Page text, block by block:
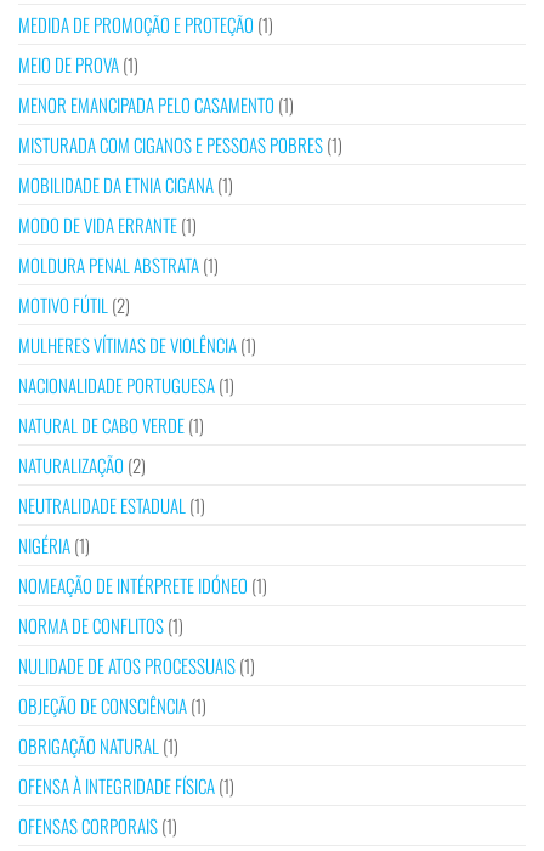
MEDIDA DE PROMOÇÃO E PROTEÇÃO (1)
MEIO DE PROVA(1)
MENOR EMANCIPADA PELO CASAMENTO (1)
MISTURADA COM CIGANOS E PESSOAS POBRES(1)
MOBILIDADE DA ETNIA CIGANA(1)
MODO DE VIDA ERRANTE(1)
MOLDURA PENAL ABSTRATA(1)
MOTIVO FÚTIL (2)
MULHERES VÍTIMAS DE VIOLÊNCIA(1)
NACIONALIDADE PORTUGUESA(1)
NATURAL DE CABO VERDE(1)
NATURALIZAÇÃO (2)
NEUTRALIDADE ESTADUAL (1)
NIGÉRIA(1)
NOMEAÇÃO DE INTÉRPRETE IDÓNEO (1)
NORMA DE CONFLITOS(1)
NULIDADE DE ATOS PROCESSUAIS(1)
OBJEÇÃO DE CONSCIÊNCIA(1)
OBRIGAÇÃO NATURAL (1)
OFENSA À INTEGRIDADE FÍSICA(1)
OFENSAS CORPORAIS(1)